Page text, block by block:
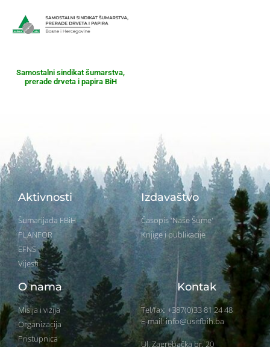
Samostalni sindikat šumarstva,
prerade drveta i papira BiH
Aktivnosti
Šumarijada FBiH
PLANFOR
EFNS
Vijesti
Izdavaštvo
Časopis 'Naše Šume'
Knjige i publikacije
O nama
Misija i vizija
Organizacija
Pristupnica
Kontak
Tel/fax: +387(0)33 81 24 48
E-mail: info@usitfbih.ba
Ul. Zagrebačka br. 20